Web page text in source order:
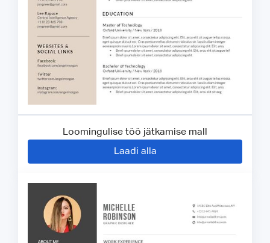
Loomingulise töö jätkamise mall
Laadi alla